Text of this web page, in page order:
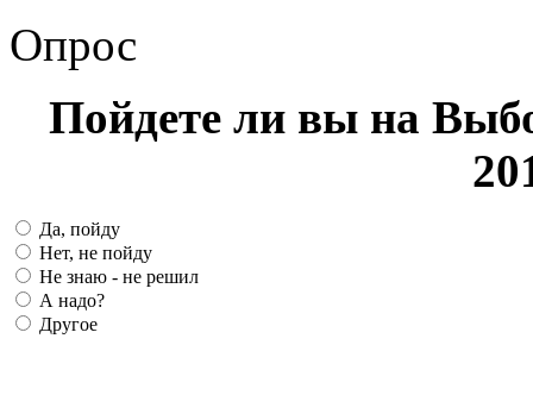
Опрос
Пойдете ли вы на
Да, пойду
Нет, не пойду
Не знаю - не решил
А надо?
Другое